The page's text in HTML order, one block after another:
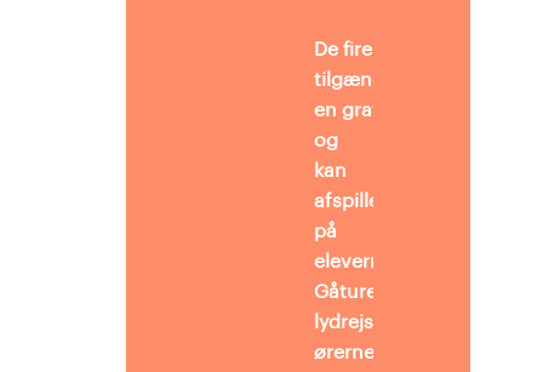
De fire podwalks et
tilgængelige i
en gratis app
og
kan
afspilles
på
elevernes telefoner.
Gåturene med
lydrejserne i
ørerne